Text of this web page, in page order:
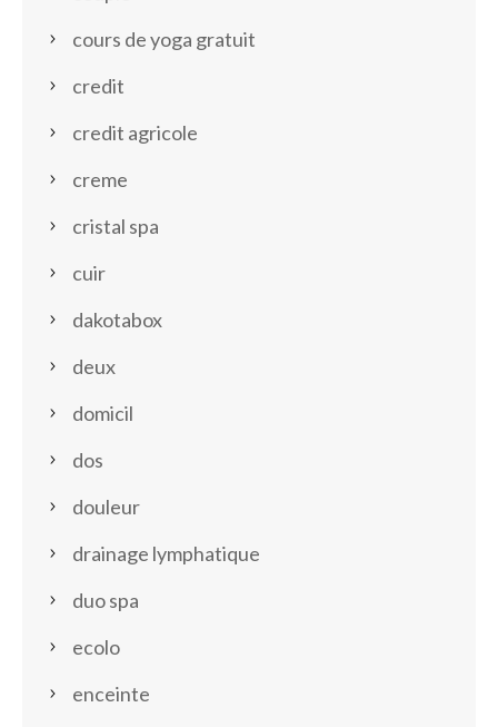
cours de yoga gratuit
credit
credit agricole
creme
cristal spa
cuir
dakotabox
deux
domicil
dos
douleur
drainage lymphatique
duo spa
ecolo
enceinte